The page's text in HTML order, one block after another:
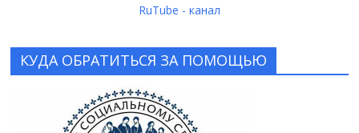
RuTube - канал
КУДА ОБРАТИТЬСЯ ЗА ПОМОЩЬЮ